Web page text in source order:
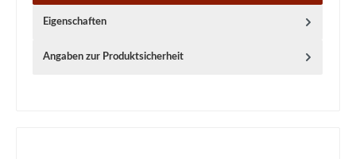
Eigenschaften
Angaben zur Produktsicherheit